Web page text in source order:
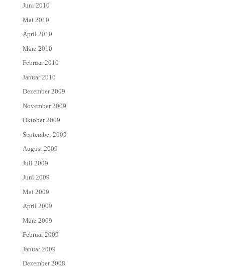
Juni 2010
Mai 2010
April 2010
März 2010
Februar 2010
Januar 2010
Dezember 2009
November 2009
Oktober 2009
September 2009
August 2009
Juli 2009
Juni 2009
Mai 2009
April 2009
März 2009
Februar 2009
Januar 2009
Dezember 2008